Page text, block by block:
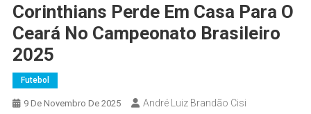
Corinthians Perde Em Casa Para O
Ceará No Campeonato Brasileiro
2025
Futebol
9 De Novembro De 2025 André Luiz Brandão Cisi